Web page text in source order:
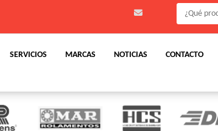
SERVICIOS MARCAS NOTICIAS CONTACTO